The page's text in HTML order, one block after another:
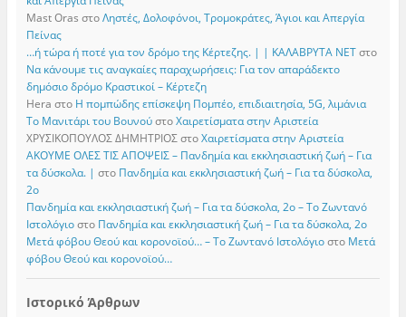
Mast Oras στοΛηστές, Δολοφόνοι, Τρομοκράτες, Άγιοι και Απεργία
Πείνας
…ή τώρα ή ποτέ για τον δρόμο της Κέρτεζης. | | ΚΑΛΑΒΡΥΤΑ ΝΕΤστο
Να κάνουμε τις αναγκαίες παραχωρήσεις: Για τον απαράδεκτο
δημόσιο δρόμο Κραστικοί – Κέρτεζη
Hera στο Η πομπώδης επίσκεψη Πομπέο, επιδιαιτησία, 5G, λιμάνια
Το Μανιτάρι του ΒουνούστοΧαιρετίσματα στην Αριστεία
ΧΡΥΣΙΚΟΠΟΥΛΟΣ ΔΗΜΗΤΡΙΟΣστοΧαιρετίσματα στην Αριστεία
ΑΚΟΥΜΕ ΟΛΕΣ ΤΙΣ ΑΠΟΨΕΙΣ – Πανδημία και εκκλησιαστική ζωή – Για
τα δύσκολα. | στο Πανδημία και εκκλησιαστική ζωή – Για τα δύσκολα,
2ο
Πανδημία και εκκλησιαστική ζωή – Για τα δύσκολα, 2ο – Το Zωντανό
Iστολόγιοστο Πανδημία και εκκλησιαστική ζωή – Για τα δύσκολα, 2ο
Μετά φόβου Θεού και κορονοϊού… – Το Zωντανό Iστολόγιοστο Μετά
φόβου Θεού και κορονοϊού…
Ιστορικό Άρθρων